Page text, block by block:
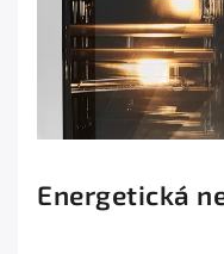
Energetická